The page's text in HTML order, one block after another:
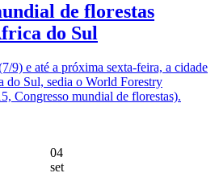
de florestas
do Sul
9) e até a próxima sexta-feira, a cidade
do Sul, sedia o World Forestry
Congresso mundial de florestas).
04
set